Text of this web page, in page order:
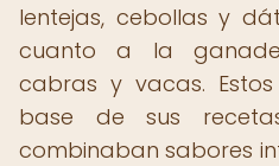
lentejas, cebollas y
cuanto a la
cabras y vacas.
base de sus
combinaban sabores